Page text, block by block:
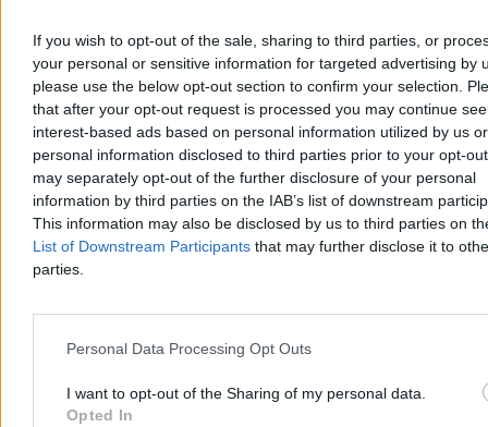
If you wish to opt-out of the sale, sharing to third parties, or
your personal or sensitive information for targeted advertising by
please use the below opt-out section to confirm your selection.
that after your opt-out request is processed you may continue
interest-based ads based on personal information utilized by us or
personal information disclosed to third parties prior to your opt-
may separately opt-out of the further disclosure of your personal
information by third parties on the IAB’s list of downstream
This information may also be disclosed by us to third parties on
List of Downstream Participants that may further disclose it to
parties.
Personal Data Processing Opt Outs
I want to opt-out of the Sharing of my personal data.
Opted In
Redakcja Zero.pl
Dzisiaj 14:23
6 min
Reklama
Reklama